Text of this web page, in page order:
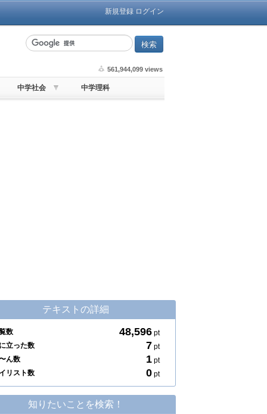
新規登録 ログイン
561,944,099 views
中学社会 中学理科
テキストの詳細
数 48,596 pt
立った数
7 pt
ん数
1 pt
リスト数
0 pt
知りたいことを検索！